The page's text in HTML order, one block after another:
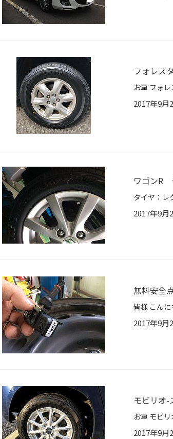
フォレス
2017年9月
ワゴンR
2017年9月
無料安全
2017年9月
モビリオ
2017年9月